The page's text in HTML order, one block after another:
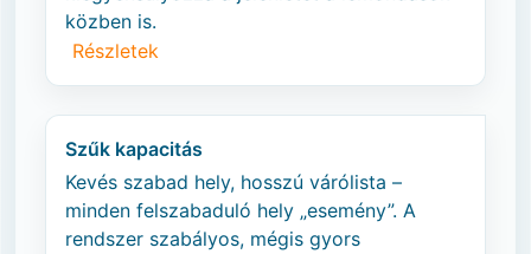
közben is.
Részletek
Szűk kapacitás
Kevés szabad hely, hosszú várólista –
minden felszabaduló hely „esemény”. A
rendszer szabályos, mégis gyors